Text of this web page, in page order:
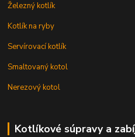
Železný kotlík
Kotlík na ryby
Servírovací kotlík
Smaltovaný kotol
Nerezový kotol
Kotlíkové súpravy a